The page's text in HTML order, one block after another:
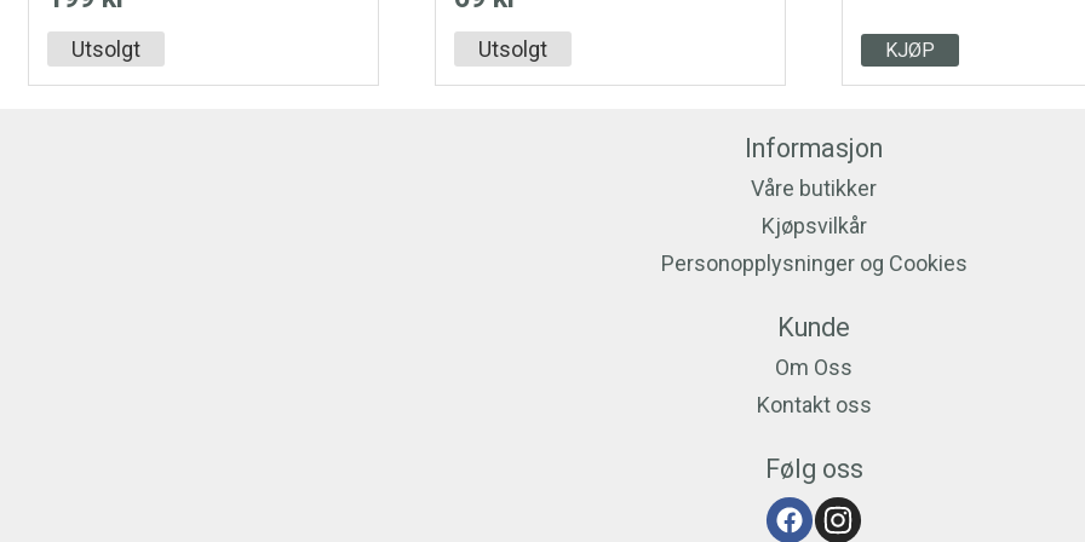
Utsolgt Utsolgt KJØP
Informasjon
Våre butikker
Kjøpsvilkår
Personopplysninger og Cookies
Kunde
Om Oss
Kontakt oss
Følg oss